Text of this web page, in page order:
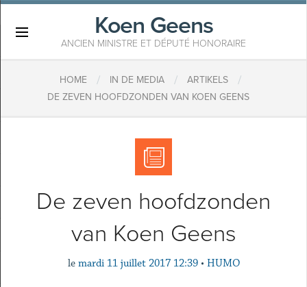
Koen Geens
ANCIEN MINISTRE ET DÉPUTÉ HONORAIRE
HOME / IN DE MEDIA / ARTIKELS /
DE ZEVEN HOOFDZONDEN VAN KOEN GEENS
De zeven hoofdzonden
van Koen Geens
le mardi 11 juillet 2017 12:39 • HUMO